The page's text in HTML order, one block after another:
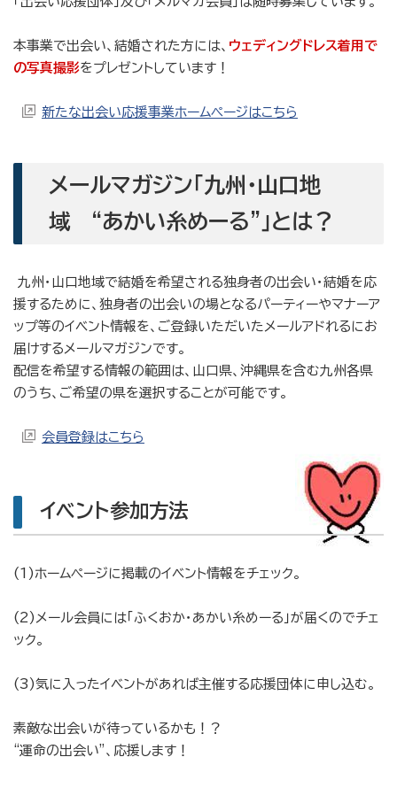
本事業で出会い、結婚された方には、 ウェディングドレス着用で
の写真撮影をプレゼントしています！
新たな出会い応援事業ホームページはこちら
メールマガジン「九州・山口地
域 “あかい糸めーる”」とは？
九州・山口地域で結婚を希望される独身者の出会い・結婚を応
援するために、独身者の出会いの場となるパーティーやマナーア
ップ等のイベント情報を、ご登録いただいたメールアドれるにお
届けするメールマガジンです。
配信を希望する情報の範囲は、山口県、沖縄県を含む九州各県
のうち、ご希望の県を選択することが可能です。
会員登録はこちら
イベント参加方法
(1)ホームページに掲載のイベント情報をチェック。
(2)メール会員には「ふくおか・あかい糸めーる」が届くのでチェ
ック。
(3)気に入ったイベントがあれば主催する応援団体に申し込む。
素敵な出会いが待っているかも！？
“運命の出会い”、応援します！